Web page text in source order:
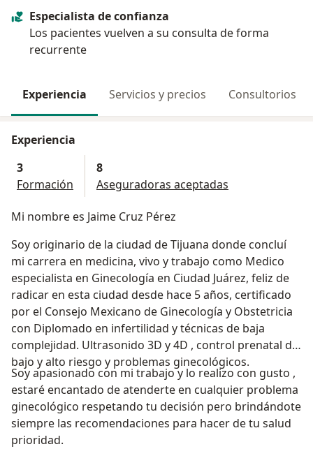
Especialista de confianza
Los pacientes vuelven a su consulta de forma
recurrente
Experiencia Servicios y precios Consultorios
Experiencia
3
Formación
8
Aseguradoras aceptadas
Mi nombre es Jaime Cruz Pérez
Soy originario de la ciudad de Tijuana donde concluí
mi carrera en medicina, vivo y trabajo como Medico
especialista en Ginecología en Ciudad Juárez, feliz de
radicar en esta ciudad desde hace 5 años, certificado
por el Consejo Mexicano de Ginecología y Obstetricia
con Diplomado en infertilidad y técnicas de baja
complejidad. Ultrasonido 3D y 4D , control prenatal de
bajo y alto riesgo y problemas ginecológicos.
Soy apasionado con mi trabajo y lo realizo con gusto ,
estaré encantado de atenderte en cualquier problema
ginecológico respetando tu decisión pero brindándote
siempre las recomendaciones para hacer de tu salud
prioridad.